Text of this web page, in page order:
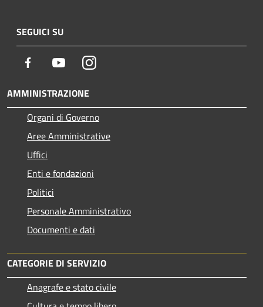
SEGUICI SU
Facebook YoutubeInstagram
AMMINISTRAZIONE
Organi di Governo
Aree Amministrative
Uffici
Enti e fondazioni
Politici
Personale Amministrativo
Documenti e dati
CATEGORIE DI SERVIZIO
Anagrafe e stato civile